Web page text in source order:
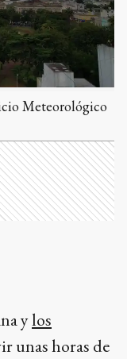
Meteorológico
ylos
unas horas de